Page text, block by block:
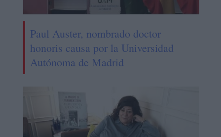
Paul Auster, nombrado doctor
honoris causa por la Universidad
Autónoma de Madrid